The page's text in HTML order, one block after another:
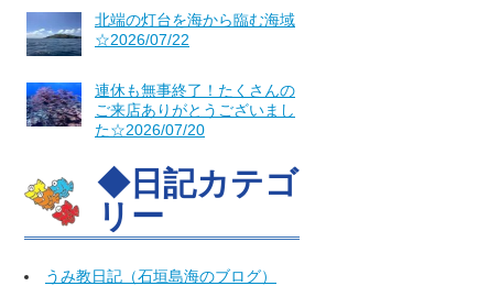
北端の灯台を海から臨む海域
☆2026/07/22
連休も無事終了！たくさんの
ご来店ありがとうございまし
た☆2026/07/20
◆日記カテゴ
リー
うみ教日記（石垣島海のブログ）